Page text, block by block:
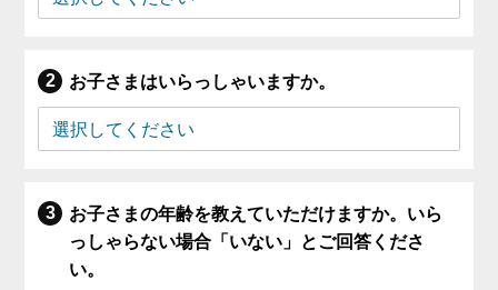
お子さまはいらっしゃいますか。
お子さまの年齢を教えていただけますか。いら
っしゃらない場合「いない」とご回答くださ
い。